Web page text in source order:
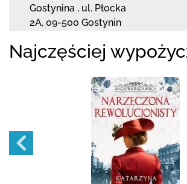
Gostynina , ul. Płocka
2A, 09-500 Gostynin
Najczęściej